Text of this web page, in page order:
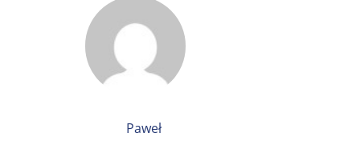
Paweł